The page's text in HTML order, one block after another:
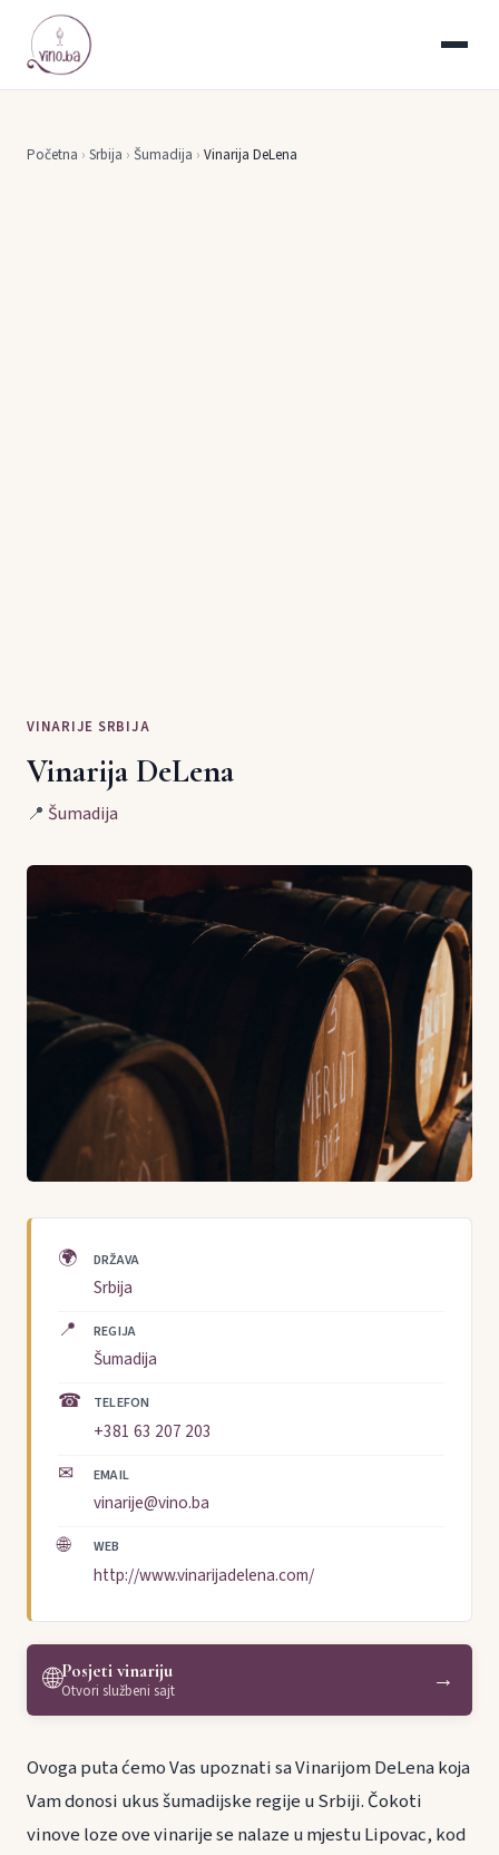
Početna › Srbija › Šumadija › Vinarija DeLena
VINARIJE SRBIJA
Vinarija DeLena
📍 Šumadija
🌍 DRŽAVA
Srbija
📍 REGIJA
Šumadija
☎ TELEFON
+381 63 207 203
✉ EMAIL
vinarije@vino.ba
🌐 WEB
http://www.vinarijadelena.com/
🌐Posjeti vinariju
Otvori službeni sajt →
Ovoga puta ćemo Vas upoznati sa Vinarijom DeLena koja
Vam donosi ukus šumadijske regije u Srbiji. Čokoti
vinove loze ove vinarije se nalaze u mjestu Lipovac, kod